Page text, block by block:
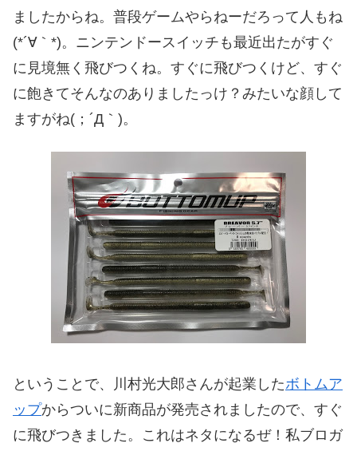
ましたからね。普段ゲームやらねーだろって人もね
(*´∀｀*)。ニンテンドースイッチも最近出たがすぐ
に見境無く飛びつくね。すぐに飛びつくけど、すぐ
に飽きてそんなのありましたっけ？みたいな顔して
ますがね(；´Д｀)。
ということで、川村光大郎さんが起業したボトムア
ップからついに新商品が発売されましたので、すぐ
に飛びつきました。これはネタになるぜ！私ブロガ